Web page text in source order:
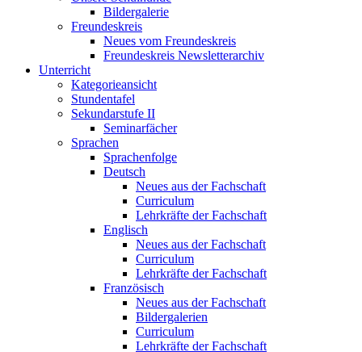
Bildergalerie
Freundeskreis
Neues vom Freundeskreis
Freundeskreis Newsletterarchiv
Unterricht
Kategorieansicht
Stundentafel
Sekundarstufe II
Seminarfächer
Sprachen
Sprachenfolge
Deutsch
Neues aus der Fachschaft
Curriculum
Lehrkräfte der Fachschaft
Englisch
Neues aus der Fachschaft
Curriculum
Lehrkräfte der Fachschaft
Französisch
Neues aus der Fachschaft
Bildergalerien
Curriculum
Lehrkräfte der Fachschaft